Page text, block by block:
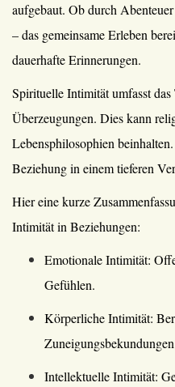
aufgebaut. Ob durch
– das gemeinsame Erleben
dauerhafte Erinnerungen.
Spirituelle Intimität umfasst
Überzeugungen. Dies kann
Lebensphilosophien
Beziehung in einem tieferen
Hier eine kurze
Intimität in Beziehungen:
Emotionale Intimität:
Gefühlen.
Körperliche Intimität:
Intellektuelle Intimität: